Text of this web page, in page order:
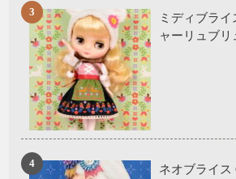
ミディブラ
ャーリュブリ
ネオブライス